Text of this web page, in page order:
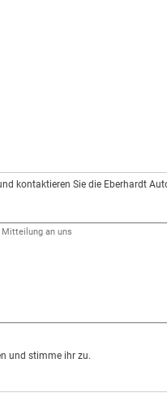
kontaktieren Sie die Eberhardt
und stimme ihr zu.